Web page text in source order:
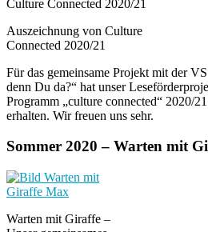
Auszeichnung von Culture
Connected 2020/21
Für das gemeinsame Projekt mit der
denn Du da?“ hat unser
Programm „culture connected“ 2020/
erhalten. Wir freuen uns sehr.
Sommer 2020 – Warten mit
Warten mit Giraffe –